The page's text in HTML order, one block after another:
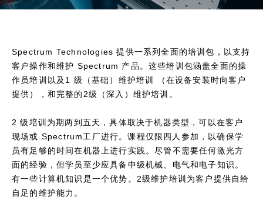
Spectrum Technologies 提供一系列全面的培训包，以支持
客户操作和维护 Spectrum 产品。这些培训包涵盖全面的操
作员培训以及1 级（基础）维护培训 （在设备安装时向客户
提供），和完整的2级（深入）维护培训。
2 级培训为期两到五天，具体取决于机器类型，可以在客户
现场或 Spectrum工厂进行。课程仅限四人参加，以确保学
员有足够的时间在机器上进行实践。尽管不需要任何激光方
面的经验，但学员至少应具备中级机械、电气和电子知识。
有一些计算机知识是一个优势。2级维护培训为客户提供自给
自足的维护能力。